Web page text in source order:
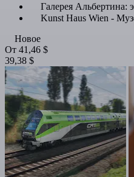
Галерея Альбертина:
Kunst Haus Wien -
Новое
От 41,46 $
39,38 $